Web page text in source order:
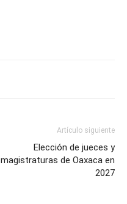
Artículo siguiente
Elección de jueces y
magistraturas de Oaxaca en
2027